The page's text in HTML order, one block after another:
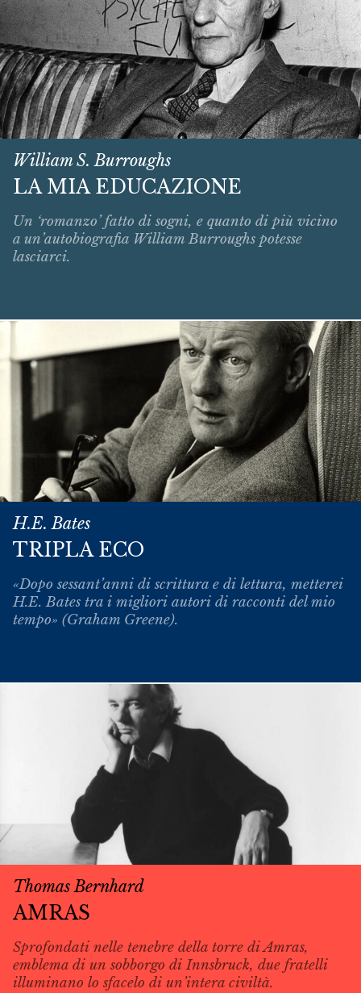
William S. Burroughs
LA MIA EDUCAZIONE
Un ‘romanzo’ fatto di sogni, e quanto di più vicino
a un’autobiografia William Burroughs potesse
lasciarci.
H.E. Bates
TRIPLA ECO
«Dopo sessant’anni di scrittura e di lettura, metterei
H.E. Bates tra i migliori autori di racconti del mio
tempo» (Graham Greene).
Thomas Bernhard
AMRAS
Sprofondati nelle tenebre della torre di Amras,
emblema di un sobborgo di Innsbruck, due fratelli
illuminano lo sfacelo di un’intera civiltà.